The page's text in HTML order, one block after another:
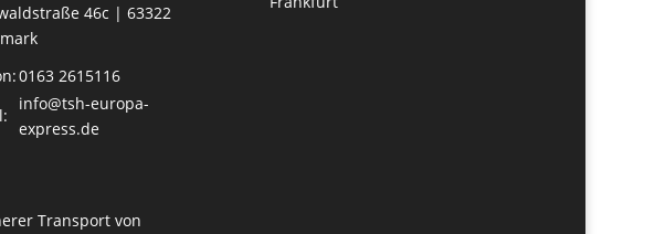
46c | 63322
0163 2615116
info@tsh-europa-
express.de
Transport von